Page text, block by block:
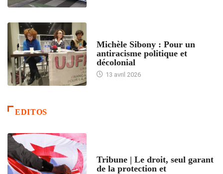
Michèle Sibony : Pour un
antiracisme politique et
décolonial
13 avril 2026
EDITOS
Tribune | Le droit, seul garant
de la protection et